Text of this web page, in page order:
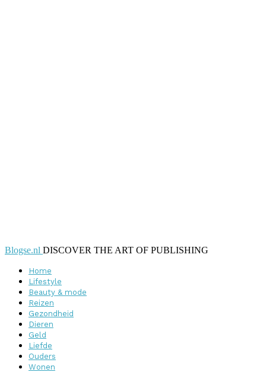
Blogse.nl DISCOVER THE ART OF PUBLISHING
Home
Lifestyle
Beauty & mode
Reizen
Gezondheid
Dieren
Geld
Liefde
Ouders
Wonen